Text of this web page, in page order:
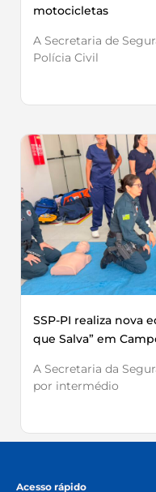
motocicletas
A Secretaria de
Polícia Civil
SSP-PI realiza nova
que Salva” em
A Secretaria da
por intermédio
Acesso rápido